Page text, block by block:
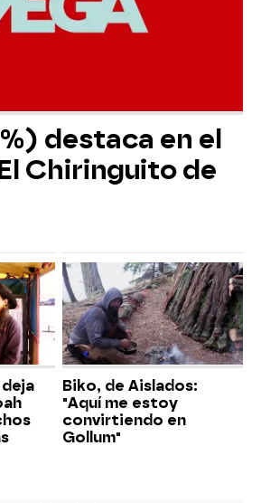
destaca en el
Chiringuito de
Biko, de Aislados:
"Aquí me estoy
convirtiendo en
Gollum"